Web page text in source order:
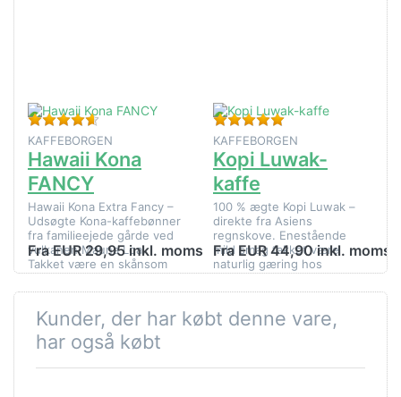
Bedømmelse: 4 fra 5 stjerner. 3 Anmeldelser.
KAFFEBORGEN
Hawaii Kona
FANCY
Hawaii Kona Extra Fancy –
Udsøgte Kona-kaffebønner
fra familieejede gårde ved
vulkanen Mauna Loa.
Takket være en skånsom
forarbejdning er kaffen
særdeles aroma…
Fra EUR 29,95 inkl. moms
Bedømmelse: 5 fra
KAFFEBORGEN
Kopi Luwak-
kaffe
100 % ægte Kopi Luwak –
direkte fra Asiens
regnskove. Enestående
mild smag takket være
naturlig gæring hos
vildtlevende vildkatte.
Vegansk | Begrænset
Fra EUR 44,90 inkl. moms
Kunder, der har købt denne vare,
har også købt